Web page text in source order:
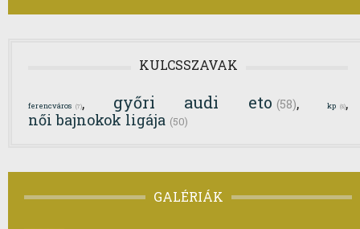
KULCSSZAVAK
ferencváros (7), győri audi eto (58), kp (8),
női bajnokok ligája (50)
GALÉRIÁK